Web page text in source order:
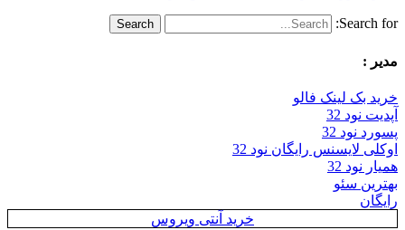
Search for:
مدیر :
خرید بک لینک فالو
آپدیت نود 32
پسورد نود 32
اوکلی لایسنس رایگان نود 32
همیار نود 32
بهترین سئو
رایگان
خرید آنتی ویروس